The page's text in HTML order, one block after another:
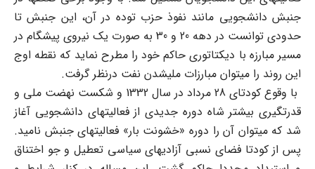
جنبش دانشجویی مانند نفوذ حزب توده در آن، این جنبش تا
حدودی توانست در دهه 20 و 30 به صورت یک نیروی پیشگام در
مسیر مبارزه با دیکتاتوری حاکم خود را مطرح نماید که نقطه اوج
این روند را می‏توان مبارزات ملی‏شدن نفت درنظر گرفت.
با وقوع کودتای 28 مرداد در سال 1332 و شکست نهضت ملی و
قدرت‏گیری بیشتر شاه دوره جدیدی از فعالیتهای دانشجویی آغاز
شد که می‏توان آن را دوره «خشونت بار» فعالیتهای جنبش نامید.
پس از کودتا فضای نسبی آزادیهای سیاسی تعطیل و جو اختناق